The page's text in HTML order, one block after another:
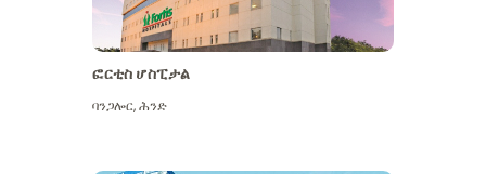
ፎርቲስ ሆስፒታል
ባንጋሎር,ሕንድ